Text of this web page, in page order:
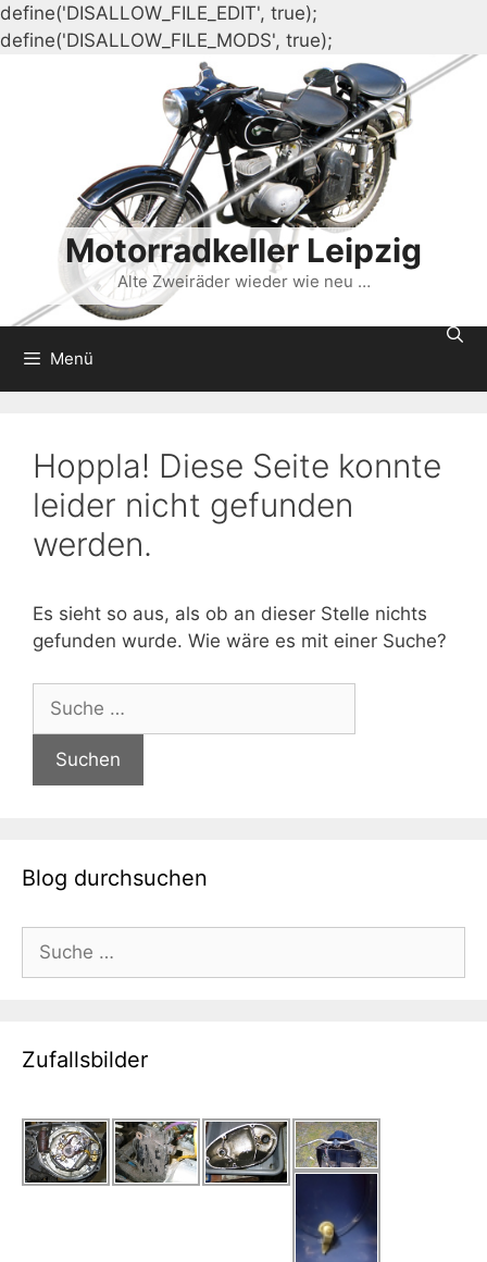
define('DISALLOW_FILE_EDIT', true);
define('DISALLOW_FILE_MODS', true);
Inhalt
springen
Motorradkeller Leipzig
Alte Zweiräder wieder wie neu …
Menü
Hoppla! Diese Seite konnte
leider nicht gefunden
werden.
Es sieht so aus, als ob an dieser Stelle nichts
gefunden wurde. Wie wäre es mit einer Suche?
nach:
Blog durchsuchen
nach:
Zufallsbilder